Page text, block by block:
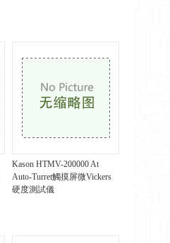
Kason HTMV-200000 At
Auto-Turret觸摸屏微Vickers
硬度測試儀